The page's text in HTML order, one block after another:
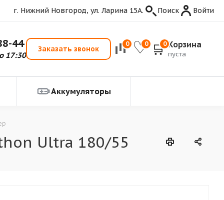
г. Нижний Новгород, ул. Ларина 15А. Поиск Войти
44
17:30
Заказать звонок
0 0 0 Корзина
пуста
Аккумуляторы
Ultra 180/55